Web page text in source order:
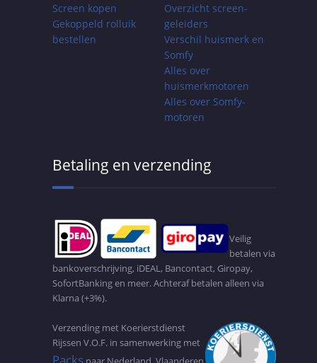
Screen kopen
Gekoppeld rolluik
bestellen
Overzicht screen-
geleiders
Verschil huismerk en
Somfy
Alles over
huismerkmotoren
Alles over Somfy-
motoren
Betaling en verzending
Veilig
betalen via
bankoverschrijving, iDEAL, Bancontact, Giropay,
SofortBanking en meer. Achteraf betalen alleen via
Klarna (+3%).
Verzending met Koerierstdienst
Rijssen V.O.F. in samenwerking met
Packs